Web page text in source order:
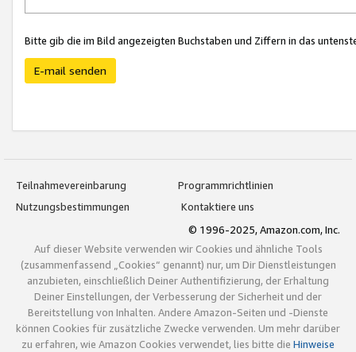
Bitte gib die im Bild angezeigten Buchstaben und Ziffern in das
E-mail senden
Teilnahmevereinbarung
Programmrichtlinien
Nutzungsbestimmungen
Kontaktiere uns
© 1996-2025, Amazon.com, Inc.
Auf dieser Website verwenden wir Cookies und ähnliche Tools
(zusammenfassend „Cookies“ genannt) nur, um Dir Dienstleistungen
anzubieten, einschließlich Deiner Authentifizierung, der Erhaltung
Deiner Einstellungen, der Verbesserung der Sicherheit und der
Bereitstellung von Inhalten. Andere Amazon-Seiten und -Dienste
können Cookies für zusätzliche Zwecke verwenden. Um mehr darüber
zu erfahren, wie Amazon Cookies verwendet, lies bitte die Hinweise